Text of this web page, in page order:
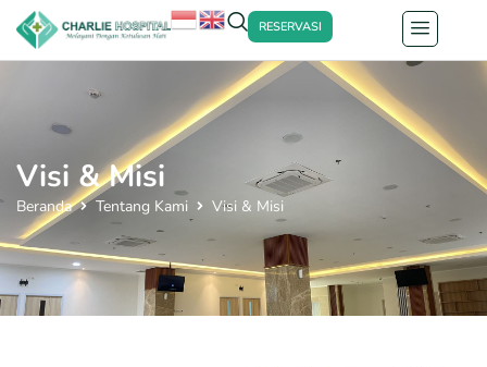
RESERVASI
Visi & Misi
Beranda Tentang Kami Visi & Misi